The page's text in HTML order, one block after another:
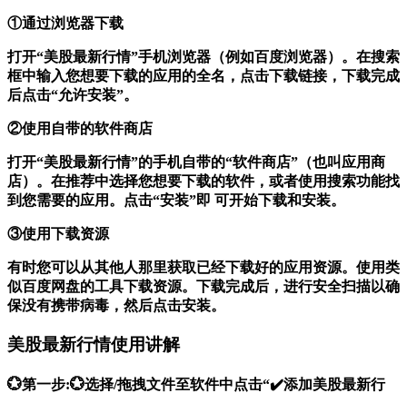
①通过浏览器下载
打开“美股最新行情”手机浏览器（例如百度浏览器）。在搜索
框中输入您想要下载的应用的全名，点击下载链接，下载完成
后点击“允许安装”。
②使用自带的软件商店
打开“美股最新行情”的手机自带的“软件商店”（也叫应用商
店）。在推荐中选择您想要下载的软件，或者使用搜索功能找
到您需要的应用。点击“安装”即 可开始下载和安装。
③使用下载资源
有时您可以从其他人那里获取已经下载好的应用资源。使用类
似百度网盘的工具下载资源。下载完成后，进行安全扫描以确
保没有携带病毒，然后点击安装。
美股最新行情使用讲解
💮第一步:💮选择/拖拽文件至软件中点击“✔️添加美股最新行